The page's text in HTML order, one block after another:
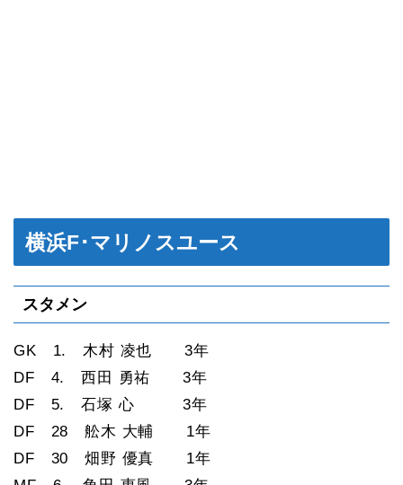
横浜F･マリノスユース
スタメン
GK 1. 木村 凌也 3年
DF 4. 西田 勇祐 3年
DF 5. 石塚 心 3年
DF 28 舩木 大輔 1年
DF 30 畑野 優真 1年